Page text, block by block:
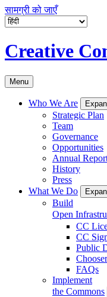
सामग्री को जाएँ
Creative
Menu
Who We Are
Strategic Plan
Team
Governance
Opportunities
Annual
History
Press
What We Do
Build
Open
CC
CC
Public
Chooser
FAQs
Implement
the Commons